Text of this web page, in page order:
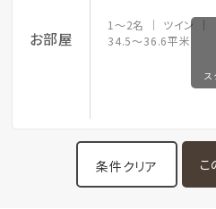
お部屋
1～2名
ツイン
34.5～36.6平米
ス
条件クリア